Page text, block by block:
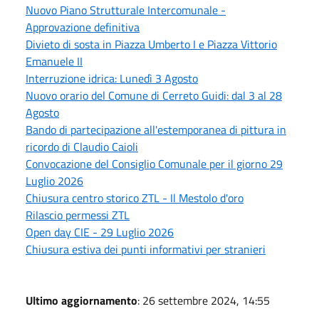
Nuovo Piano Strutturale Intercomunale -
Approvazione definitiva
Divieto di sosta in Piazza Umberto I e Piazza Vittorio
Emanuele II
Interruzione idrica: Lunedì 3 Agosto
Nuovo orario del Comune di Cerreto Guidi: dal 3 al 28
Agosto
Bando di partecipazione all'estemporanea di pittura in
ricordo di Claudio Caioli
Convocazione del Consiglio Comunale per il giorno 29
Luglio 2026
Chiusura centro storico ZTL - Il Mestolo d'oro
Rilascio permessi ZTL
Open day CIE - 29 Luglio 2026
Chiusura estiva dei punti informativi per stranieri
Ultimo aggiornamento: 26 settembre 2024, 14:55